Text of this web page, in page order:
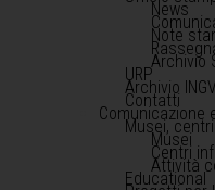
News
Note
Archivio
URP
Archivio
Contatti
Comunicazione
Musei,
Musei
Centri
Attività
Educational